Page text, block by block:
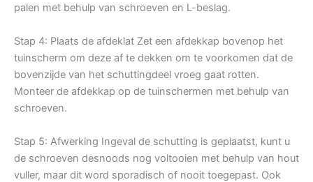
palen met behulp van schroeven en L-beslag.
Stap 4: Plaats de afdeklat Zet een afdekkap bovenop het
tuinscherm om deze af te dekken om te voorkomen dat de
bovenzijde van het schuttingdeel vroeg gaat rotten.
Monteer de afdekkap op de tuinschermen met behulp van
schroeven.
Stap 5: Afwerking Ingeval de schutting is geplaatst, kunt u
de schroeven desnoods nog voltooien met behulp van hout
vuller, maar dit word sporadisch of nooit toegepast. Ook